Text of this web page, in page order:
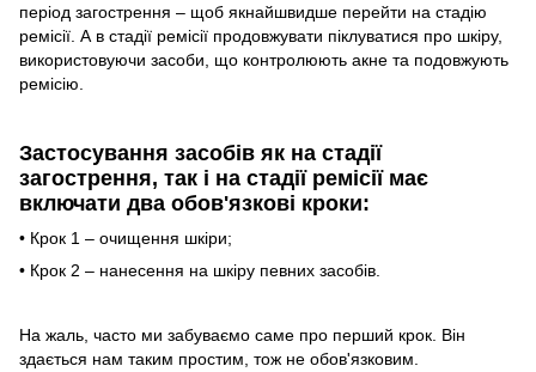
період загострення – щоб якнайшвидше перейти на стадію
ремісії. А в стадії ремісії продовжувати піклуватися про шкіру,
використовуючи засоби, що контролюють акне та подовжують
ремісію.
Застосування засобів як на стадії
загострення, так і на стадії ремісії має
включати два обов'язкові кроки:
• Крок 1 – очищення шкіри;
• Крок 2 – нанесення на шкіру певних засобів.
На жаль, часто ми забуваємо саме про перший крок. Він
здається нам таким простим, тож не обов'язковим.